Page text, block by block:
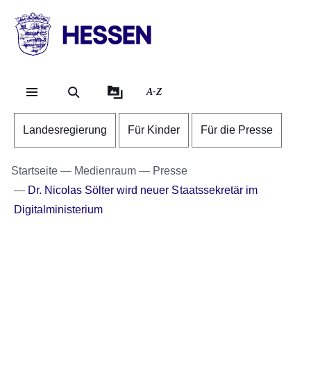
HESSEN
Landesregierung
A-Z
Landesregierung Für Kinder Für die Presse
Startseite Medienraum
Presse
Dr. Nicolas Sölter wird neuer Staatssekretär im
Digitalministerium